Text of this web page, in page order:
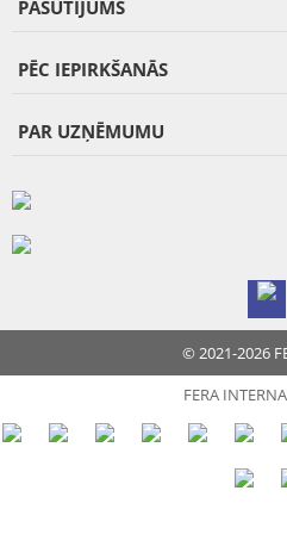
PASŪTĪJUMS
PĒC IEPIRKŠANĀS
PAR UZŅĒMUMU
© 2021-2026
FERA